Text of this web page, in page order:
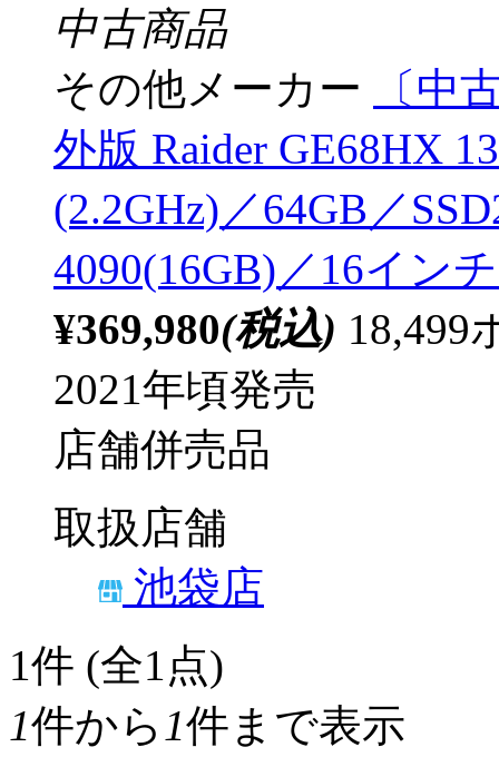
中古商品
その他メーカー
〔中
外版 Raider GE68HX
(2.2GHz)／64GB／
4090(16GB)／16イン
¥369,980(税込) 18,499
2021年頃発売
店舗併売品
取扱店舗
池袋店
1件 (全1点)
1件から 1件まで表示